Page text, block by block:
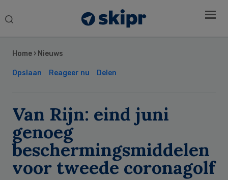
Search
Home › Nieuws
Opslaan Reageer nu Delen
Van Rijn: eind juni
genoeg
beschermingsmiddelen
voor tweede coronagolf
Sidebar